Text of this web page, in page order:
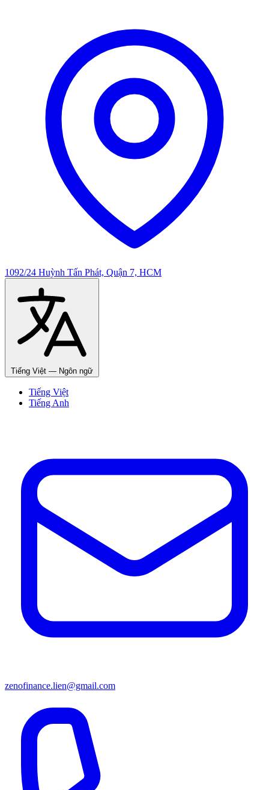
1092/24 Huỳnh Tấn Phát, Quận 7, HCM
Tiếng Việt — Ngôn ngữ
Tiếng Việt
Tiếng Anh
zenofinance.lien@gmail.com